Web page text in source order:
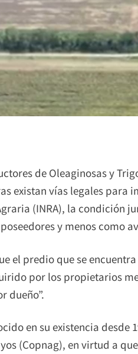
de Oleaginosas y
existan vías legales para
(INRA), la condición
y menos como
el predio que se
por los propietarios
dueño”.
en su existencia desde
(Copnag), en virtud a